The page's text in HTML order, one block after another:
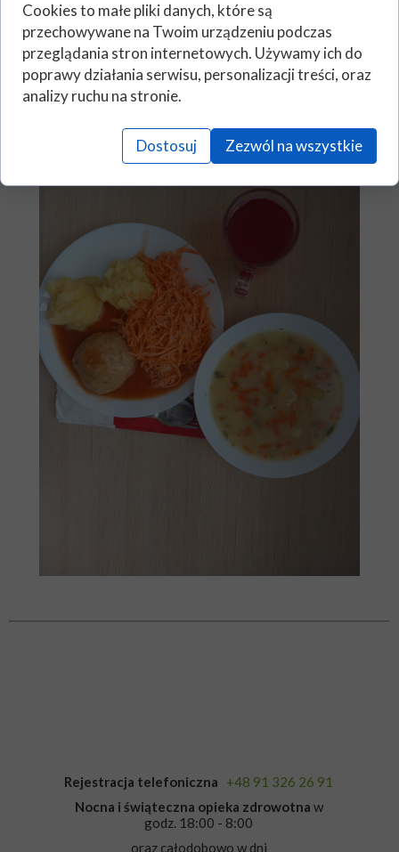
Rejestracja telefoniczna +48 91 326 26 91
Nocna i świąteczna opieka zdrowotna w
godz. 18:00 - 8:00
oraz całodobowo w dni
Cookies to małe pliki danych, które są
przechowywane na Twoim urządzeniu podczas
przeglądania stron internetowych. Używamy ich do
poprawy działania serwisu, personalizacji treści, oraz
analizy ruchu na stronie.
Dostosuj Zezwól na wszystkie